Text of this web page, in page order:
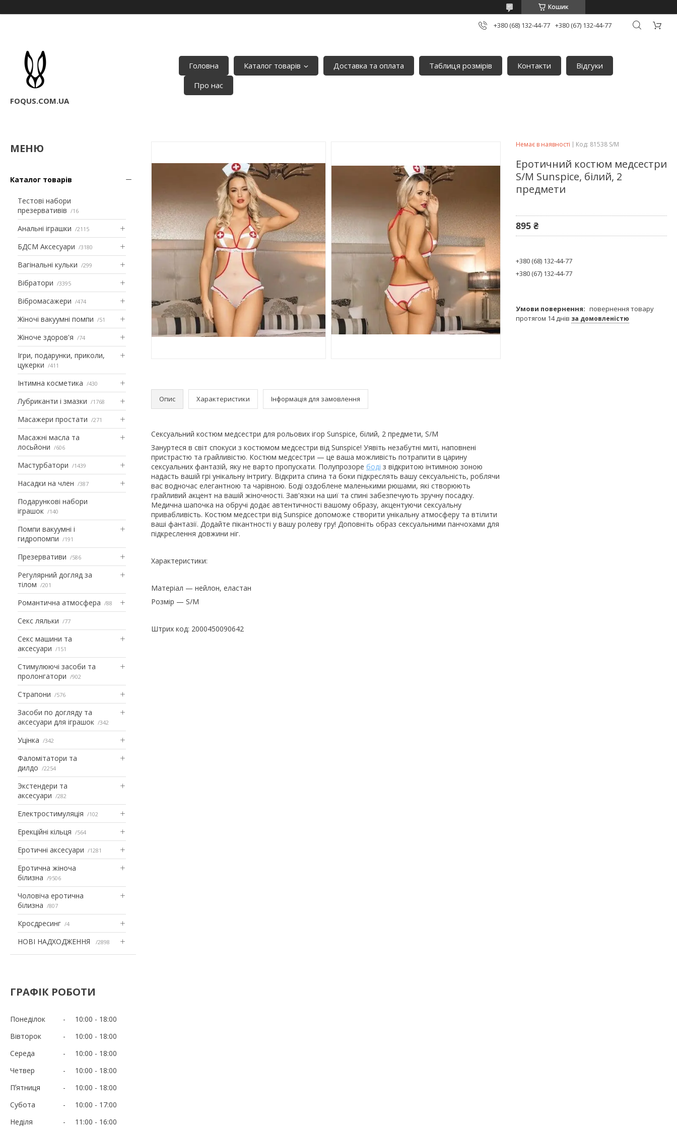
Кошик
+380 (68) 132-44-77 +380 (67) 132-44-77
FOQUS.COM.UA
Головна Каталог товарів Доставка та оплата Таблиця розмірів Контакти
Відгуки
Про нас
Каталог товарів
Тестові набори
презервативів
16
Анальні іграшки 2115
БДСМ Аксесуари 3180
Вагінальні кульки 299
Вібратори 3395
Вібромасажери 474
Жіночі вакуумні помпи 51
Жіноче здоров'я 74
Ігри, подарунки, приколи,
цукерки
411
Інтимна косметика 430
Лубриканти і змазки 1768
Масажери простати 271
Масажні масла та
лосьйони
606
Мастурбатори 1439
Насадки на член 387
Подарункові набори
іграшок
140
Помпи вакуумні і
гидропомпи
191
Презервативи 586
Регулярний догляд за
тілом
201
Романтична атмосфера 88
Секс ляльки 77
Секс машини та
аксесуари
151
Стимулюючі засоби та
пролонгатори
902
Страпони 576
Засоби по догляду та
аксесуари для іграшок
342
Уцінка 342
Фаломітатори та
дилдо
2254
Экстендери та
аксесуари
282
Електростимуляція 102
Ерекційні кільця 564
Еротичні аксесуари 1281
Еротична жіноча
білизна
9506
Чоловіча еротична
білизна
807
Кросдресинг 4
НОВІ НАДХОДЖЕННЯ 2898
ГРАФІК РОБОТИ
Понеділок 10:00
18:00
Вівторок
10:00
18:00
Середа
10:00
18:00
Четвер
10:00
18:00
Пʼятниця
10:00
18:00
Субота
10:00
17:00
Неділя
11:00 16:00
Опис Характеристики Інформація для замовлення
Сексуальний костюм медсестри для рольових ігор Sunspice, білий, 2 предмети, S/M
Зануртеся в світ спокуси з костюмом медсестри від Sunspice! Уявіть незабутні миті, наповнені
пристрастю та грайливістю. Костюм медсестри — це ваша можливість потрапити в царину
сексуальних фантазій, яку не варто пропускати. Полупрозоре боді з відкритою інтимною зоною
надасть вашій грі унікальну інтригу. Відкрита спина та боки підкреслять вашу сексуальність, роблячи
вас водночас елегантною та чарівною. Боді оздоблене маленькими рюшами, які створюють
грайливий акцент на вашій жіночності. Зав'язки на шиї та спині забезпечують зручну посадку.
Медична шапочка на обручі додає автентичності вашому образу, акцентуючи сексуальну
привабливість. Костюм медсестри від Sunspice допоможе створити унікальну атмосферу та втілити
ваші фантазії. Додайте пікантності у вашу ролеву гру! Доповніть образ сексуальними панчохами для
підкреслення довжини ніг.
Характеристики:
Матеріал — нейлон, еластан
Розмір — S/M
Штрих код: 2000450090642
Немає в наявності Код: 81538 S/M
Еротичний костюм медсестри
S/M Sunspice, білий, 2
предмети
895 ₴
+380 (68) 132-44-77
+380 (67) 132-44-77
повернення товару
протягом 14 днів за домовленістю